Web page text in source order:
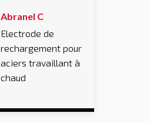
Abranel C
Electrode de
rechargement pour
aciers travaillant à
chaud